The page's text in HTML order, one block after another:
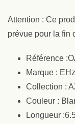
Attention : Ce
prévue pour la fin
Référence
Marque :
Collection :
Couleur :
Longueur